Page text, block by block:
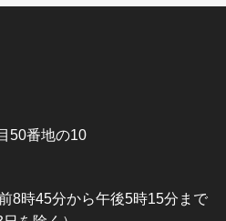
50番地の10
8時45分から午後5時15分まで